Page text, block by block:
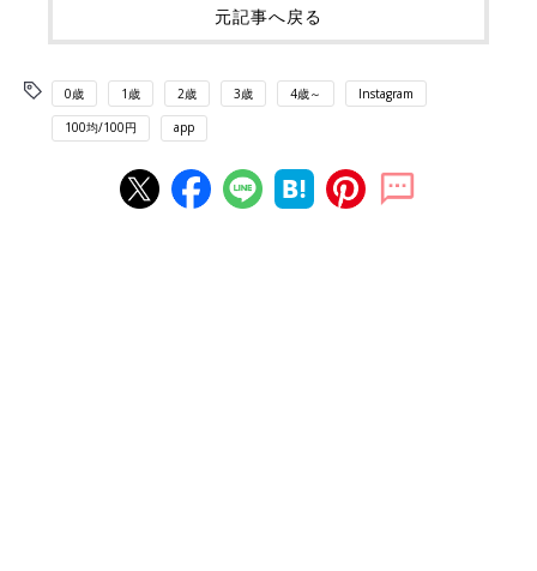
元記事へ戻る
0歳 1歳 2歳 3歳 4歳～ Instagram
100均/100円 app